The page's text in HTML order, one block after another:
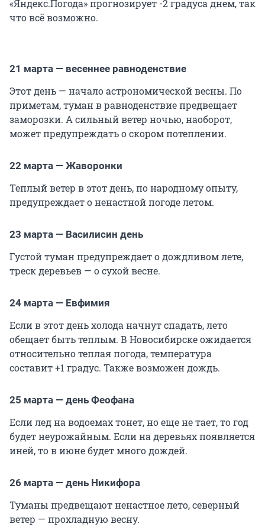
«Яндекс.Погода» прогнозирует -2 градуса днем, так
что всё возможно.
21 марта — весеннее равноденствие
Этот день — начало астрономической весны. По
приметам, туман в равноденствие предвещает
заморозки. А сильный ветер ночью, наоборот,
может предупреждать о скором потеплении.
22 марта — Жаворонки
Теплый ветер в этот день, по народному опыту,
предупреждает о ненастной погоде летом.
23 марта — Василисин день
Густой туман предупреждает о дождливом лете,
треск деревьев — о сухой весне.
24 марта — Евфимия
Если в этот день холода начнут спадать, лето
обещает быть теплым. В Новосибирске ожидается
относительно теплая погода, температура
составит +1 градус. Также возможен дождь.
25 марта — день Феофана
Если лед на водоемах тонет, но еще не тает, то год
будет неурожайным. Если на деревьях появляется
иней, то в июне будет много дождей.
26 марта — день Никифора
Туманы предвещают ненастное лето, северный
ветер — прохладную весну.